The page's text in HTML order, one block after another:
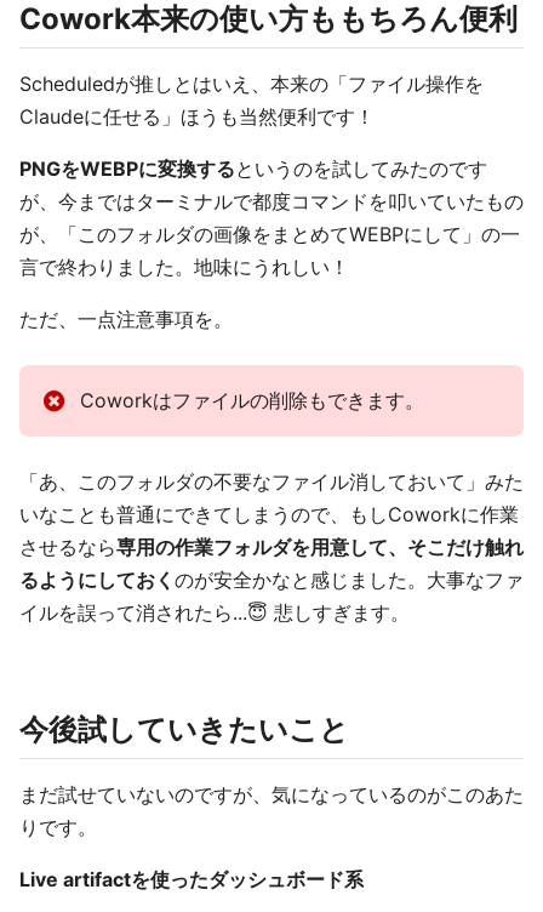
Cowork本来の使い方ももちろん便利
Scheduledが推しとはいえ、本来の「ファイル操作を
Claudeに任せる」ほうも当然便利です！
PNGをWEBPに変換するというのを試してみたのです
が、今まではターミナルで都度コマンドを叩いていたもの
が、「このフォルダの画像をまとめてWEBPにして」の一
言で終わりました。地味にうれしい！
ただ、一点注意事項を。
Coworkはファイルの削除もできます。
「あ、このフォルダの不要なファイル消しておいて」みた
いなことも普通にできてしまうので、もしCoworkに作業
させるなら専用の作業フォルダを用意して、そこだけ触れ
るようにしておく のが安全かなと感じました。大事なファ
イルを誤って消されたら...😇 悲しすぎます。
今後試していきたいこと
まだ試せていないのですが、気になっているのがこのあた
りです。
Live artifactを使ったダッシュボード系